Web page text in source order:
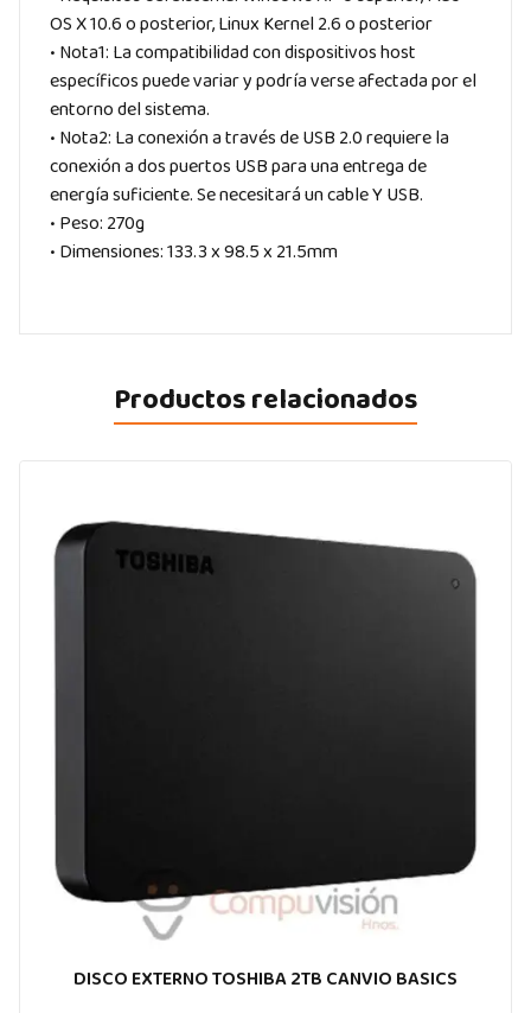
OS X 10.6 o posterior, Linux Kernel 2.6 o posterior
• Nota1: La compatibilidad con dispositivos host
específicos puede variar y podría verse afectada por el
entorno del sistema.
• Nota2: La conexión a través de USB 2.0 requiere la
conexión a dos puertos USB para una entrega de
energía suficiente. Se necesitará un cable Y USB.
• Peso: 270g
• Dimensiones: 133.3 x 98.5 x 21.5mm
Productos relacionados
DISCO EXTERNO TOSHIBA 2TB CANVIO BASICS